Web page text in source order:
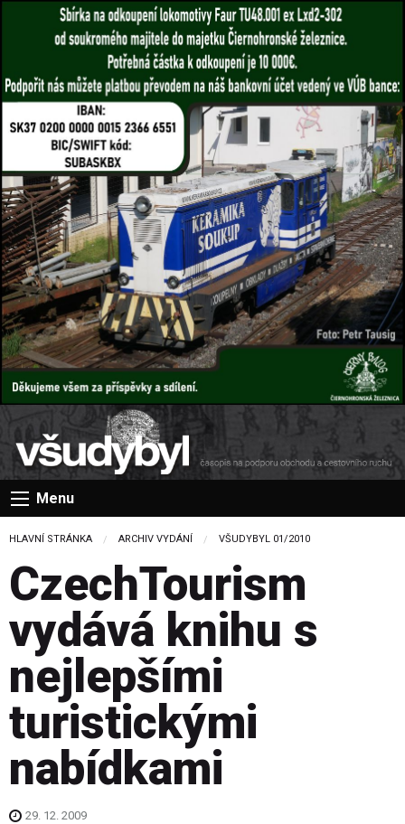
Menu
HLAVNÍ STRÁNKA ARCHIV VYDÁNÍ VŠUDYBYL 01/2010
CzechTourism
vydává knihu s
nejlepšími
turistickými
nabídkami
29. 12. 2009